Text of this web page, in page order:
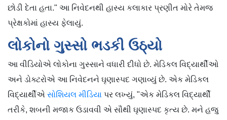
છોડી દેતા હતા." આ નિવેદનથી હાસ્ય કલાકાર પ્રણીત મોરે તેમજ
પ્રેક્ષકોમાં હાસ્ય ફેલાયું.
લોકોનો ગુસ્સો ભડકી ઉઠ્યો
આ વીડિયોએ લોકોના ગુસ્સાને વધારી દીધો છે. મેડિકલ વિદ્યાર્થીઓ
અને ડોક્ટરોએ આ નિવેદનને ઘૃણાસ્પદ ગણાવ્યું છે. એક મેડિકલ
વિદ્યાર્થીએ સોશિયલ મીડિયા પર લખ્યું, "એક મેડિકલ વિદ્યાર્થી
તરીકે, શબની મજાક ઉડાવવી એ સૌથી ઘૃણાસ્પદ કૃત્ય છે. મને હજુ